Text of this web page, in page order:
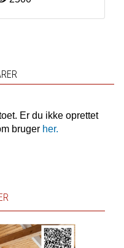
Er du ikke oprettet
bruger her.